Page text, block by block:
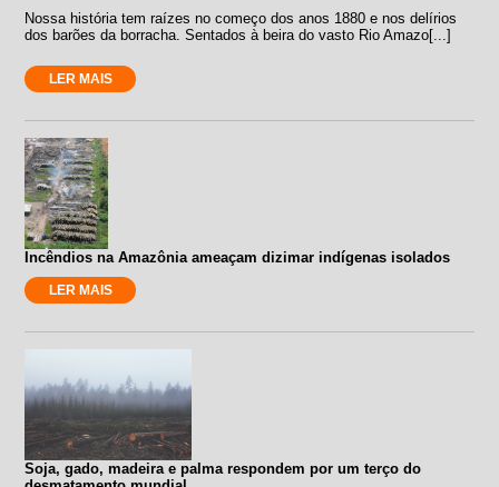
Nossa história tem raízes no começo dos anos 1880 e nos delírios
dos barões da borracha. Sentados à beira do vasto Rio Amazo[...]
LER MAIS
Incêndios na Amazônia ameaçam dizimar indígenas isolados
LER MAIS
Soja, gado, madeira e palma respondem por um terço do